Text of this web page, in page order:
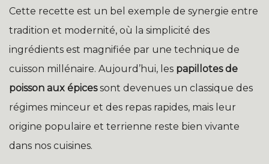
Cette recette est un bel exemple de synergie entre
tradition et modernité, où la simplicité des
ingrédients est magnifiée par une technique de
cuisson millénaire. Aujourd’hui, les papillotes de
poisson aux épicessont devenues un classique des
régimes minceur et des repas rapides, mais leur
origine populaire et terrienne reste bien vivante
dans nos cuisines.